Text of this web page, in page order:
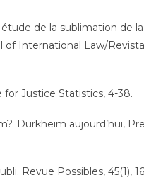
de la sublimation de la
of International Law/Revista
for Justice Statistics, 4-38.
Durkheim aujourd’hui,
Revue Possibles, 45(1),